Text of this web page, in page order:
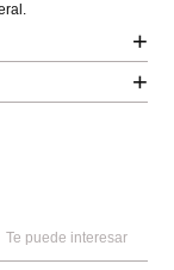
+
+
Te puede interesar